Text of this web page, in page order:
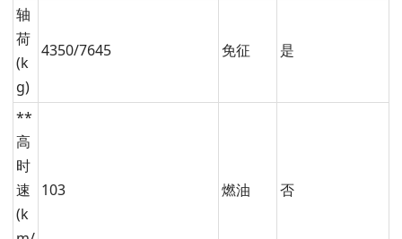
轴
荷
(k
g)
4350/7645 免征 是
**
高
时
速
(k
103 燃油 否